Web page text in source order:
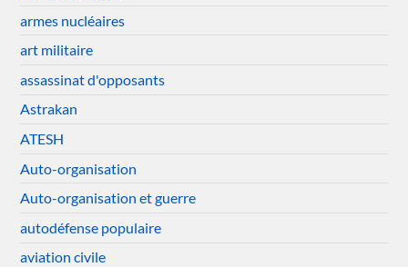
armes nucléaires
art militaire
assassinat d'opposants
Astrakan
ATESH
Auto-organisation
Auto-organisation et guerre
autodéfense populaire
aviation civile